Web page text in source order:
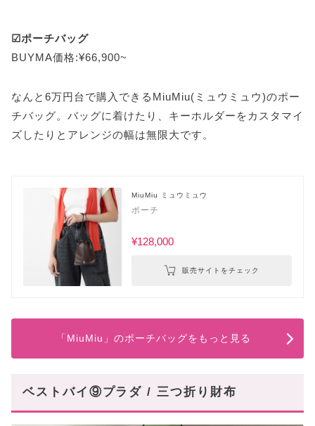
☑ポーチバッグ
BUYMA価格:¥66,900~
なんと6万円台で購入できるMiuMiu(ミュウミュウ)のポー
チバッグ。バッグに着けたり、キーホルダーをカスタマイ
ズしたりとアレンジの幅は無限大です。
MiuMiu ミュウミュウ
ポーチ
¥128,000
販売サイトをチェック
「MiuMiu」のポーチバッグをもっと見る
ベストバイ⑨プラダ / 三つ折り財布